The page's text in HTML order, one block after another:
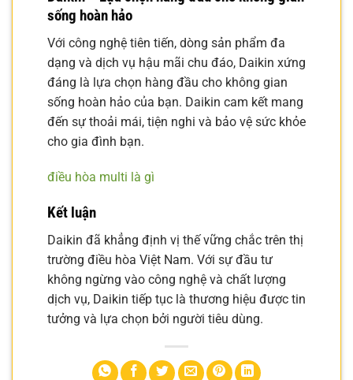
sống hoàn hảo
Với công nghệ tiên tiến, dòng sản phẩm đa
dạng và dịch vụ hậu mãi chu đáo, Daikin xứng
đáng là lựa chọn hàng đầu cho không gian
sống hoàn hảo của bạn. Daikin cam kết mang
đến sự thoải mái, tiện nghi và bảo vệ sức khỏe
cho gia đình bạn.
điều hòa multi là gì
Kết luận
Daikin đã khẳng định vị thế vững chắc trên thị
trường điều hòa Việt Nam. Với sự đầu tư
không ngừng vào công nghệ và chất lượng
dịch vụ, Daikin tiếp tục là thương hiệu được tin
tưởng và lựa chọn bởi người tiêu dùng.